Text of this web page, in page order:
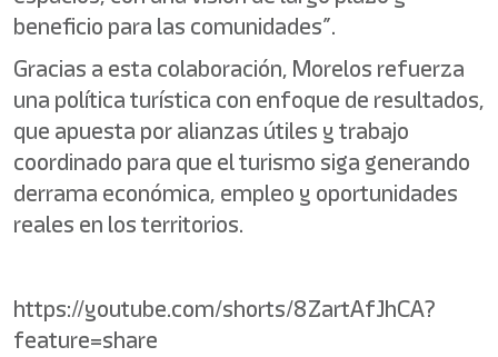
beneficio para las comunidades”.
Gracias a esta colaboración, Morelos refuerza
una política turística con enfoque de resultados,
que apuesta por alianzas útiles y trabajo
coordinado para que el turismo siga generando
derrama económica, empleo y oportunidades
reales en los territorios.
https://youtube.com/shorts/8ZartAfJhCA?
feature=share